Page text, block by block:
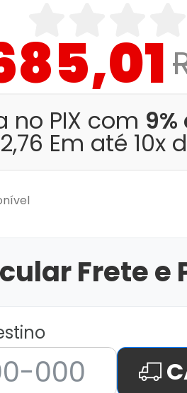
no PIX com
Em até 10x
Frete e